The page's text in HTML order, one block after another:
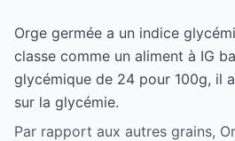
Orge germée a un indice
classe comme un aliment à IG
glycémique de 24 pour 100g, il
sur la glycémie.
Par rapport aux autres grains,